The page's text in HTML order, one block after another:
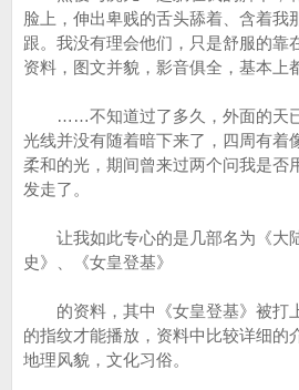
脸上，伸出卑贱的舌头舔着、含着我
跟。我没有理会他们，只是舒服的靠
资料，图文并貌，影音俱全，基本上
……不知道过了多久，外面的天已
光线并没有随着暗下来了，四周有着
柔和的光，期间曾来过两个问我是否
发走了。
让我如此专心的是几部名为《大
史》、《女皇登基》
的资料，其中《女皇登基》被打
的指纹才能播放，资料中比较详细的
地理风貌，文化习俗。